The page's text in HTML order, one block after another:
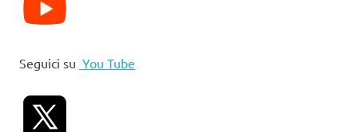
Seguici su You Tube